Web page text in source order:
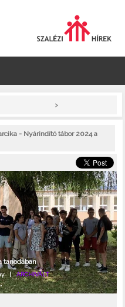
>
- Nyárindító tábor 2024 a
tanodában
|ARCHIVÁLT